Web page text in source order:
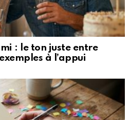
: le ton juste entre
à l’appui